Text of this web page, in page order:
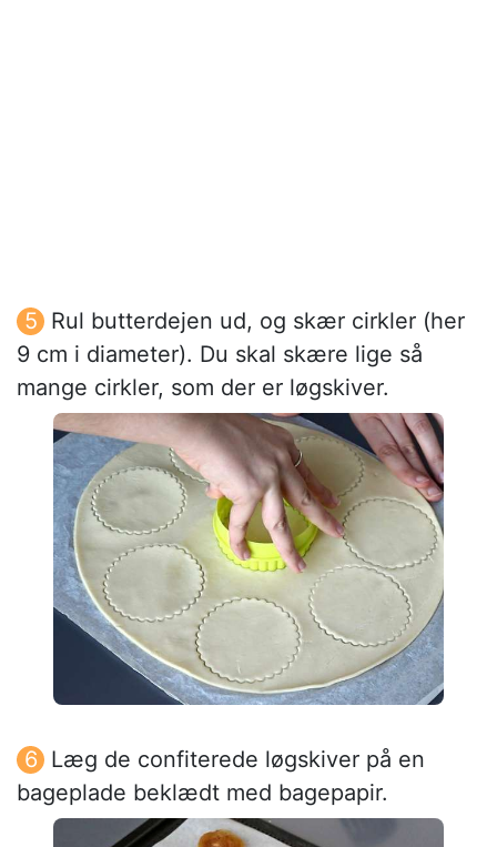
Rul butterdejen ud, og skær cirkler (her
9 cm i diameter). Du skal skære lige så
mange cirkler, som der er løgskiver.
Læg de confiterede løgskiver på en
bageplade beklædt med bagepapir.